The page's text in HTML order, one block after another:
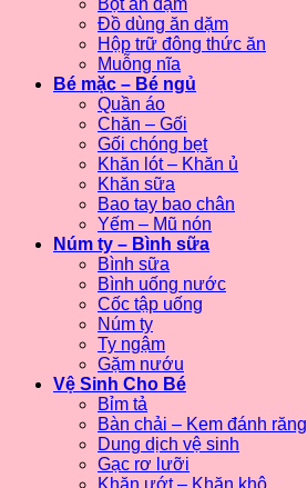
Bột ăn dặm
Đồ dùng ăn dặm
Hộp trữ đông thức ăn
Muỗng nĩa
Bé mặc – Bé ngủ
Quần áo
Chăn – Gối
Gối chóng bẹt
Khăn lót – Khăn ủ
Khăn sữa
Bao tay bao chân
Yếm – Mũ nón
Núm ty – Bình sữa
Bình sữa
Bình uống nước
Cốc tập uống
Núm ty
Ty ngậm
Gặm nướu
Vệ Sinh Cho Bé
Bỉm tả
Bàn chải – Kem đánh răng
Dung dịch vệ sinh
Gạc rơ lưỡi